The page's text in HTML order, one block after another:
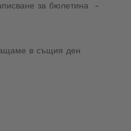
за бюлетина -
в същия ден